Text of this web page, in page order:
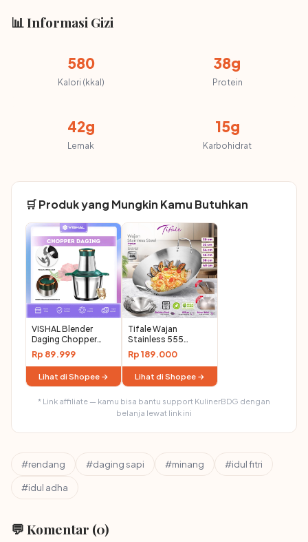
📊 Informasi Gizi
580
Kalori (kkal)
38g
Protein
42g
Lemak
15g
Karbohidrat
🛒 Produk yang Mungkin Kamu Butuhkan
VISHAL Blender
Daging Chopper
Meat Grinder
Sepenuhnya
Rp 89.999
Lihat di Shopee →
Tifale Wajan
Stainless 555
Dengan 6 Ukuran
Rp 189.000
Lihat di Shopee →
* Link affiliate — kamu bisa bantu support KulinerBDG dengan
belanja lewat link ini
#rendang #daging sapi #minang #idul fitri
#idul adha
💬 Komentar (0)